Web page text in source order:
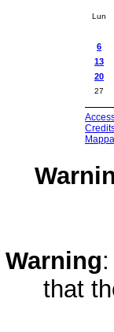
Lun
6
13
20
27
Warning
that